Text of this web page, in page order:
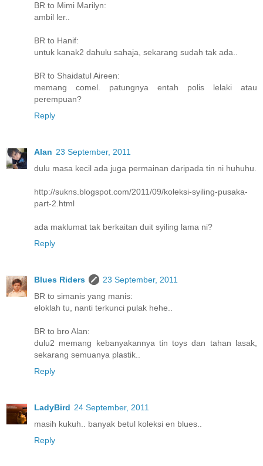
BR to Mimi Marilyn:
ambil ler..
BR to Hanif:
untuk kanak2 dahulu sahaja, sekarang sudah tak ada..
BR to Shaidatul Aireen:
memang comel. patungnya entah polis lelaki atau
perempuan?
Reply
Alan 23 September, 2011
dulu masa kecil ada juga permainan daripada tin ni huhuhu.
http://sukns.blogspot.com/2011/09/koleksi-syiling-pusaka-
part-2.html
ada maklumat tak berkaitan duit syiling lama ni?
Reply
Blues Riders
23 September, 2011
BR to simanis yang manis:
eloklah tu, nanti terkunci pulak hehe..
BR to bro Alan:
dulu2 memang kebanyakannya tin toys dan tahan lasak,
sekarang semuanya plastik..
Reply
LadyBird 24 September, 2011
masih kukuh.. banyak betul koleksi en blues..
Reply